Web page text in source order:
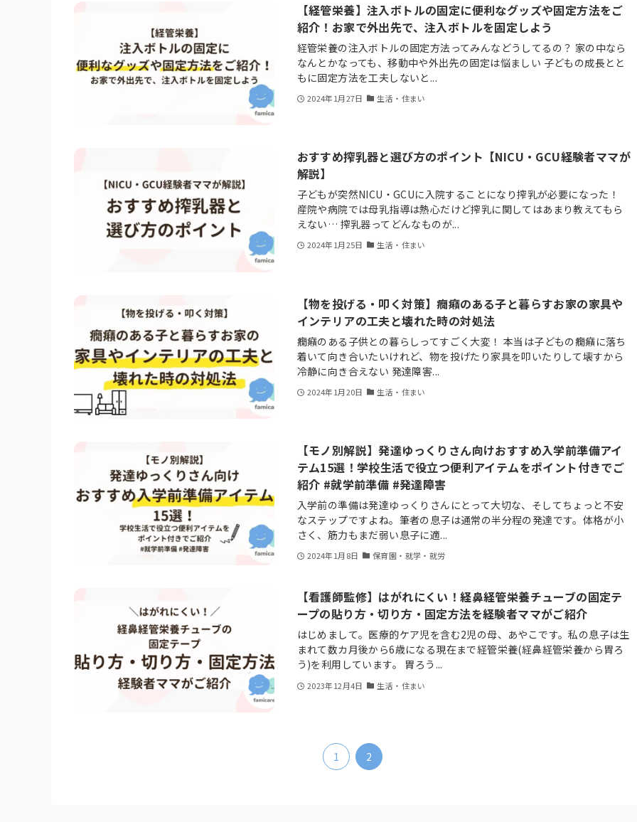
【経管栄養】注入ボトルの固定に便利なグッズや固定方法をご
紹介！お家で外出先で、注入ボトルを固定しよう
経管栄養の注入ボトルの固定方法ってみんなどうしてるの？ 家の中なら
なんとかなっても、移動中や外出先の固定は悩ましい 子どもの成長とと
もに固定方法を工夫しないと...
2024年1月27日 生活・住まい
おすすめ搾乳器と選び方のポイント【NICU・GCU経験者ママが
解説】
子どもが突然NICU・GCUに入院することになり搾乳が必要になった！
産院や病院では母乳指導は熱心だけど搾乳に関してはあまり教えてもら
えない… 搾乳器ってどんなものが...
2024年1月25日 生活・住まい
【物を投げる・叩く対策】癇癪のある子と暮らすお家の家具や
インテリアの工夫と壊れた時の対処法
癇癪のある子供との暮らしってすごく大変！ 本当は子どもの癇癪に落ち
着いて向き合いたいけれど、物を投げたり家具を叩いたりして壊すから
冷静に向き合えない 発達障害...
2024年1月20日 生活・住まい
【モノ別解説】発達ゆっくりさん向けおすすめ入学前準備アイ
テム15選！学校生活で役立つ便利アイテムをポイント付きでご
紹介 #就学前準備 #発達障害
入学前の準備は発達ゆっくりさんにとって大切な、そしてちょっと不安
なステップですよね。筆者の息子は通常の半分程の発達です。体格が小
さく、筋力もまだ弱い息子に適...
2024年1月8日 保育園・就学・就労
【看護師監修】はがれにくい！経鼻経管栄養チューブの固定テ
ープの貼り方・切り方・固定方法を経験者ママがご紹介
はじめまして。医療的ケア児を含む2児の母、あやこです。私の息子は生
まれて数カ月後から6歳になる現在まで経管栄養(経鼻経管栄養から胃ろ
う)を利用しています。 胃ろう...
2023年12月4日 生活・住まい
1 2